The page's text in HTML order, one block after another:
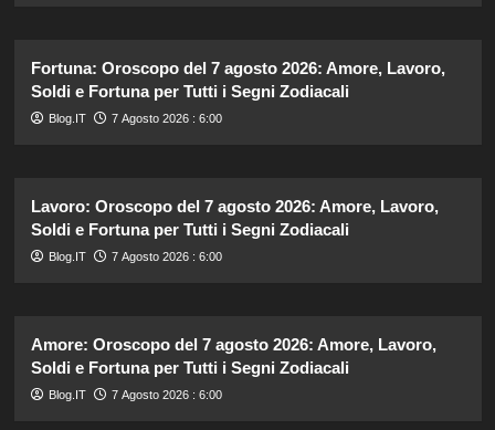
Fortuna: Oroscopo del 7 agosto 2026: Amore, Lavoro,
Soldi e Fortuna per Tutti i Segni Zodiacali
Blog.IT 7 Agosto 2026 : 6:00
Lavoro: Oroscopo del 7 agosto 2026: Amore, Lavoro,
Soldi e Fortuna per Tutti i Segni Zodiacali
Blog.IT 7 Agosto 2026 : 6:00
Amore: Oroscopo del 7 agosto 2026: Amore, Lavoro,
Soldi e Fortuna per Tutti i Segni Zodiacali
Blog.IT 7 Agosto 2026 : 6:00